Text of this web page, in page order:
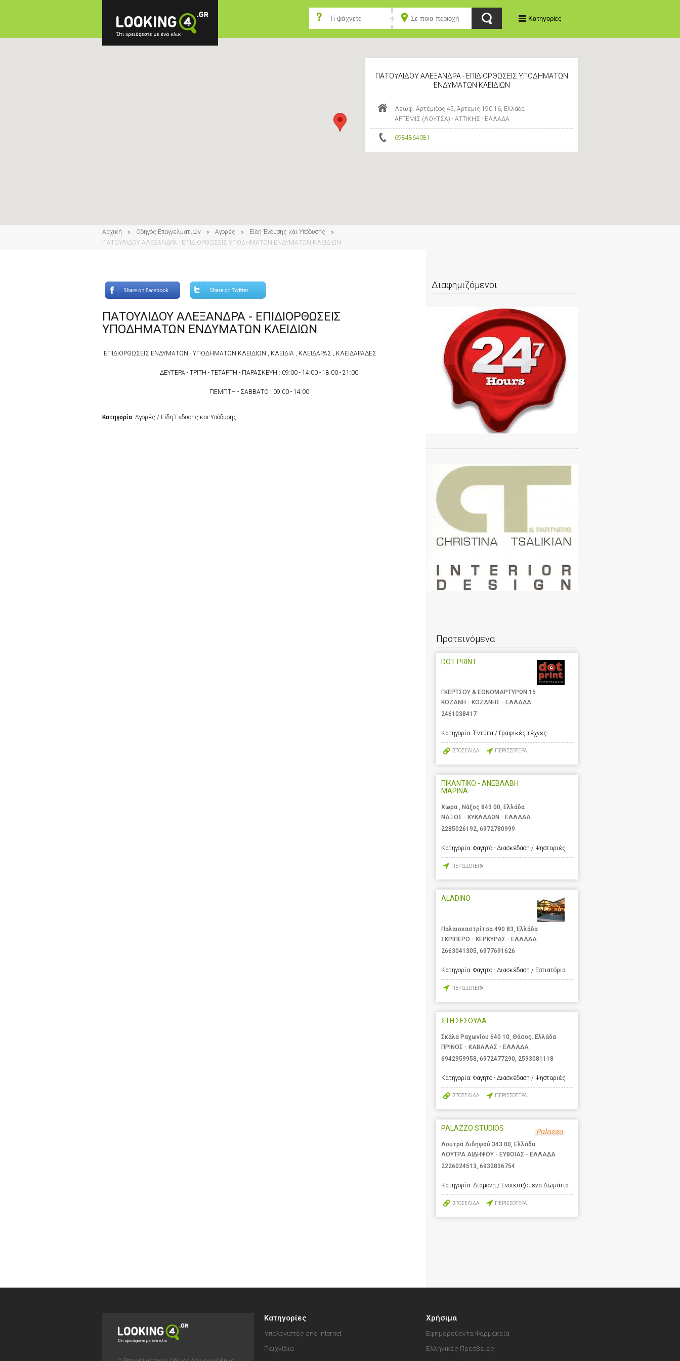
Κατηγορίες
ΠΑΤΟΥΛΙΔΟΥ ΑΛΕΞΑΝΔΡΑ - ΕΠΙΔΙΟΡΘΩΣΕΙΣ ΥΠΟΔΗΜΑΤΩΝ
ΕΝΔΥΜΑΤΩΝ ΚΛΕΙΔΙΩΝ
Λεωφ. Αρτέμιδος 45, Άρτεμις 190 16, Ελλάδα
ΑΡΤΕΜΙΣ (ΛΟΥΤΣΑ) - ΑΤΤΙΚΗΣ - ΕΛΛΑΔΑ
6984864081
Αρχική Οδηγός Επαγγελματιών Αγορές
Είδη Ένδυσης και Υπόδυσης
ΠΑΤΟΥΛΙΔΟΥ ΑΛΕΞΑΝΔΡΑ - ΕΠΙΔΙΟΡΘΩΣΕΙΣ ΥΠΟΔΗΜΑΤΩΝ ΕΝΔΥΜΑΤΩΝ ΚΛΕΙΔΙΩΝ
ΠΑΤΟΥΛΙΔΟΥ ΑΛΕΞΑΝΔΡΑ - ΕΠΙΔΙΟΡΘΩΣΕΙΣ
ΥΠΟΔΗΜΑΤΩΝ ΕΝΔΥΜΑΤΩΝ ΚΛΕΙΔΙΩΝ
ΕΠΙΔΙΟΡΘΩΣΕΙΣ ΕΝΔΥΜΑΤΩΝ - ΥΠΟΔΗΜΑΤΩΝ ΚΛΕΙΔΙΩΝ , ΚΛΕΙΔΙΑ , ΚΛΕΙΔΑΡΑΣ , ΚΛΕΙΔΑΡΑΔΕΣ
ΔΕΥΤΕΡΑ - ΤΡΙΤΗ - ΤΕΤΑΡΤΗ - ΠΑΡΑΣΚΕΥΗ : 09:00 - 14:00 - 18:00 - 21:00
ΠΕΜΠΤΗ - ΣΑΒΒΑΤΟ : 09:00 - 14:00
Κατηγορία: Αγορές / Είδη Ένδυσης και Υπόδυσης
Διαφημιζόμενοι
Προτεινόμενα
DOT PRINT
ΓΚΕΡΤΣΟΥ & ΕΘΝΟΜΑΡΤΥΡΩΝ 15
ΚΟΖΑΝΗ - ΚΟΖΑΝΗΣ - ΕΛΛΑΔΑ
2461038417
Κατηγορία: Έντυπα / Γραφικές τέχνες
ΙΣΤΟΣΕΛΙΔΑ ΠΕΡΙΣΣΟΤΕΡΑ
ΠΙΚΑΝΤΙΚΟ - ΑΝΕΒΛΑΒΗ
ΜΑΡΙΝΑ
Χωρα , Νάξος 843 00, Ελλάδα
ΝΑΞΟΣ - ΚΥΚΛΑΔΩΝ - ΕΛΛΑΔΑ
2285026192, 6972780999
Κατηγορία: Φαγητό - Διασκέδαση / Ψησταριές
ΠΕΡΙΣΣΟΤΕΡΑ
ALADINO
Παλαιοκαστρίτσα 490 83, Ελλάδα
ΣΚΡΙΠΕΡΟ - ΚΕΡΚΥΡΑΣ - ΕΛΛΑΔΑ
2663041305, 6977691626
Κατηγορία: Φαγητό - Διασκέδαση / Εστιατόρια
ΠΕΡΙΣΣΟΤΕΡΑ
ΣΤΗ ΣΕΣΟΥΛΑ
Σκάλα Ραχωνίου 640 10, Θάσος. Ελλάδα
ΠΡΙΝΟΣ - ΚΑΒΑΛΑΣ - ΕΛΛΑΔΑ
6942959958 6972477290 2593081118
Κατηγορία: Φαγητό - Διασκέδαση / Ψησταριές
ΙΣΤΟΣΕΛΙΔΑ ΠΕΡΙΣΣΟΤΕΡΑ
PALAZZO STUDIOS
Λουτρά Αιδηψού 343 00, Ελλάδα
ΛΟΥΤΡΑ ΑΙΔΗΨΟΥ - ΕΥΒΟΙΑΣ - ΕΛΛΑΔΑ
2226024513, 6932836754
Κατηγορία: Διαμονή / Ενοικιαζόμενα Δωμάτια
ΙΣΤΟΣΕΛΙΔΑ ΠΕΡΙΣΣΟΤΕΡΑ
Κατηγορίες
Υπολογιστές and Internet
Παιχνίδια
Χρήσιμα
Εφημερεύοντα Φαρμακεία
Ελληνικές Πρεσβείες